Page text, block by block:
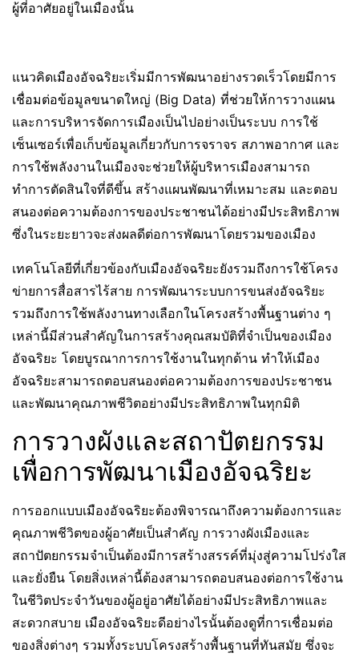
ผู้ที่อาศัยอยู่ในเมืองนั้น
แนวคิดเมืองอัจฉริยะเริ่มมีการพัฒนาอย่างรวดเร็วโดยมีการ
เชื่อมต่อข้อมูลขนาดใหญ่ (Big Data) ที่ช่วยให้การวางแผน
และการบริหารจัดการเมืองเป็นไปอย่างเป็นระบบ การใช้
เซ็นเซอร์เพื่อเก็บข้อมูลเกี่ยวกับการจราจร สภาพอากาศ และ
การใช้พลังงานในเมืองจะช่วยให้ผู้บริหารเมืองสามารถ
ทำการตัดสินใจที่ดีขึ้น สร้างแผนพัฒนาที่เหมาะสม และตอบ
สนองต่อความต้องการของประชาชนได้อย่างมีประสิทธิภาพ
ซึ่งในระยะยาวจะส่งผลดีต่อการพัฒนาโดยรวมของเมือง
เทคโนโลยีที่เกี่ยวข้องกับเมืองอัจฉริยะยังรวมถึงการใช้โครง
ข่ายการสื่อสารไร้สาย การพัฒนาระบบการขนส่งอัจฉริยะ
รวมถึงการใช้พลังงานทางเลือกในโครงสร้างพื้นฐานต่าง ๆ
เหล่านี้มีส่วนสำคัญในการสร้างคุณสมบัติที่จำเป็นของเมือง
อัจฉริยะ โดยบูรณาการการใช้งานในทุกด้าน ทำให้เมือง
อัจฉริยะสามารถตอบสนองต่อความต้องการของประชาชน
และพัฒนาคุณภาพชีวิตอย่างมีประสิทธิภาพในทุกมิติ
การวางผังและสถาปัตยกรรม
เพื่อการพัฒนาเมืองอัจฉริยะ
การออกแบบเมืองอัจฉริยะต้องพิจารณาถึงความต้องการและ
คุณภาพชีวิตของผู้อาศัยเป็นสำคัญ การวางผังเมืองและ
สถาปัตยกรรมจำเป็นต้องมีการสร้างสรรค์ที่มุ่งสู่ความโปร่งใส
และยั่งยืน โดยสิ่งเหล่านี้ต้องสามารถตอบสนองต่อการใช้งาน
ในชีวิตประจำวันของผู้อยู่อาศัยได้อย่างมีประสิทธิภาพและ
สะดวกสบาย เมืองอัจฉริยะดีอย่างไรนั้นต้องดูที่การเชื่อมต่อ
ของสิ่งต่างๆ รวมทั้งระบบโครงสร้างพื้นฐานที่ทันสมัย ซึ่งจะ